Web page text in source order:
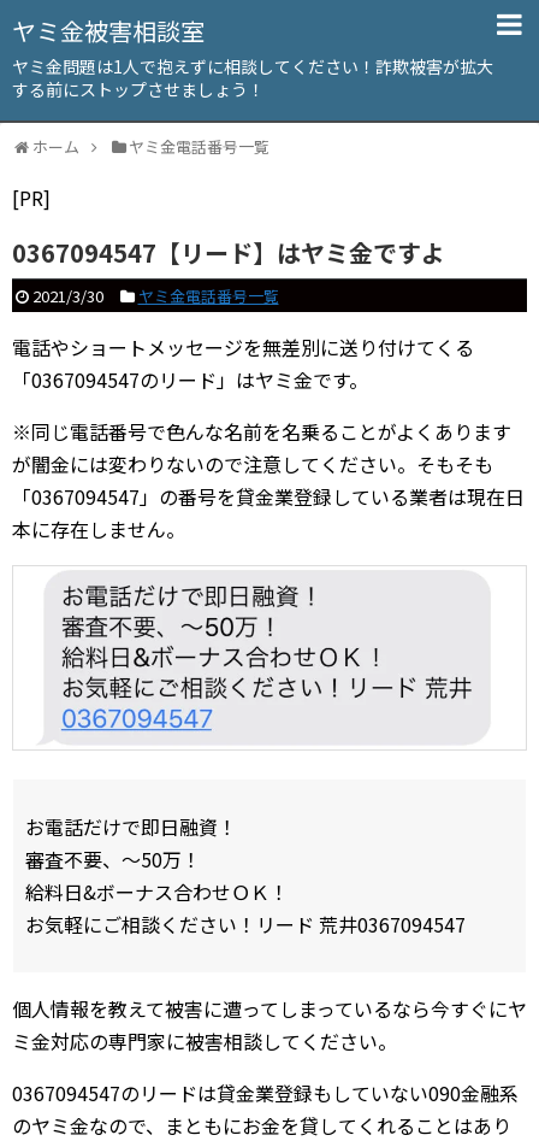
ヤミ金被害相談室
ヤミ金問題は1人で抱えずに相談してください！詐欺被害が拡大
する前にストップさせましょう！
ホーム ヤミ金電話番号一覧
[PR]
0367094547【リード】はヤミ金ですよ
2021/3/30 ヤミ金電話番号一覧
電話やショートメッセージを無差別に送り付けてくる
「0367094547のリード」はヤミ金です。
※同じ電話番号で色んな名前を名乗ることがよくあります
が闇金には変わりないので注意してください。そもそも
「0367094547」の番号を貸金業登録している業者は現在日
本に存在しません。
お電話だけで即日融資！
審査不要、〜50万！
給料日&ボーナス合わせＯＫ！
お気軽にご相談ください！リード 荒井0367094547
個人情報を教えて被害に遭ってしまっているなら今すぐにヤ
ミ金対応の専門家に被害相談してください。
0367094547のリードは貸金業登録もしていない090金融系
のヤミ金なので、まともにお金を貸してくれることはあり